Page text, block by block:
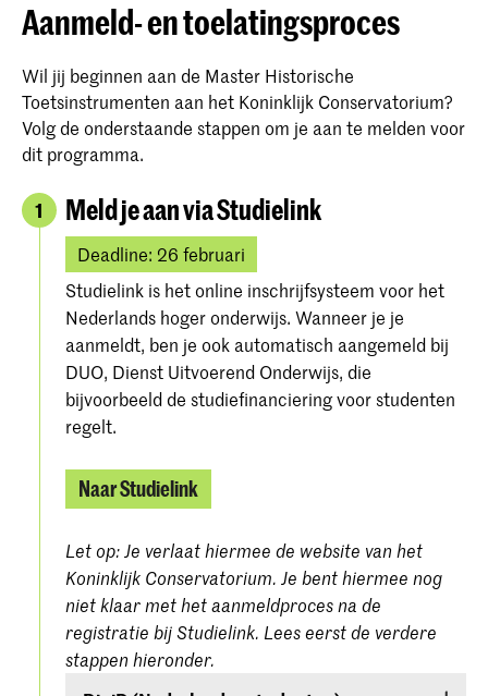
Aanmeld- en toelatingsproces
Wil jij beginnen aan de Master Historische
Toetsinstrumenten aan het Koninklijk Conservatorium?
Volg de onderstaande stappen om je aan te melden voor
dit programma.
1 Meld je aan via Studielink
Deadline: 26 februari
Studielink is het online inschrijfsysteem voor het
Nederlands hoger onderwijs. Wanneer je je
aanmeldt, ben je ook automatisch aangemeld bij
DUO, Dienst Uitvoerend Onderwijs, die
bijvoorbeeld de studiefinanciering voor studenten
regelt.
Naar Studielink
Let op: Je verlaat hiermee de website van het
Koninklijk Conservatorium. Je bent hiermee nog
niet klaar met het aanmeldproces na de
registratie bij Studielink. Lees eerst de verdere
stappen hieronder.